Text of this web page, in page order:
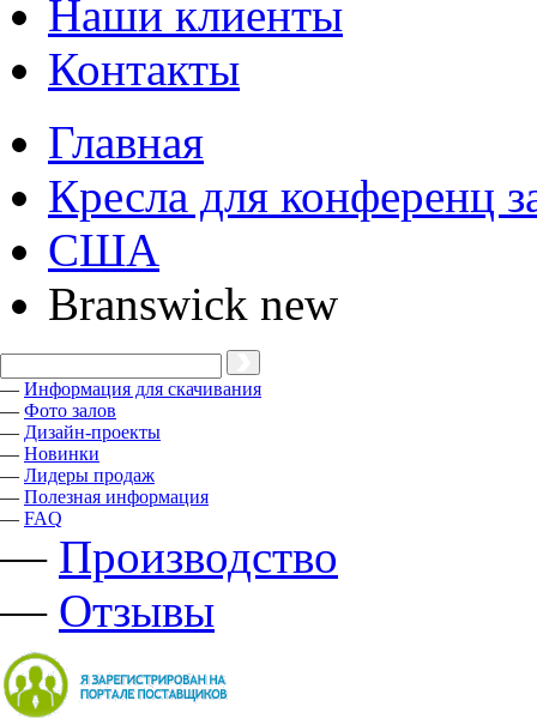
Наши клиенты
Контакты
Главная
Кресла для конференц
США
Branswick new
— Информация для скачивания
— Фото залов
— Дизайн-проекты
— Новинки
— Лидеры продаж
— Полезная информация
— FAQ
— Производство
— Отзывы